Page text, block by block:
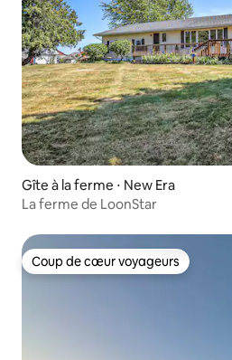
Gîte à la ferme ⋅ New Era
La ferme de LoonStar
Coup de cœur voyageurs
Coup de cœur voyageurs